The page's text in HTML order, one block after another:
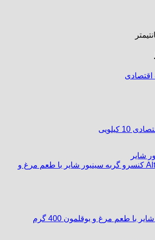
کیلویی
با طعم مرغ و بوقلمون 400 گرم